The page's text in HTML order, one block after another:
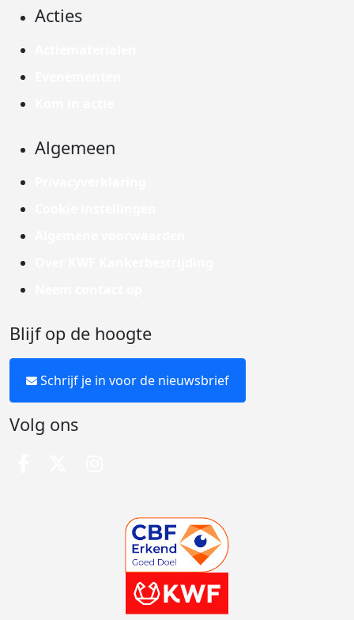
Acties
Algemeen
Blijf op de hoogte
Schrijf je in voor de nieuwsbrief
Volg ons